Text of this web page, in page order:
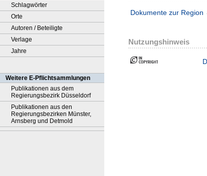
Schlagwörter
Orte
Autoren / Beteiligte
Verlage
Jahre
Weitere E-Pflichtsammlungen
Publikationen aus dem
Regierungsbezirk Düsseldorf
Publikationen aus den
Regierungsbezirken Münster,
Arnsberg und Detmold
Dokumente zur Region
Nutzungshinweis